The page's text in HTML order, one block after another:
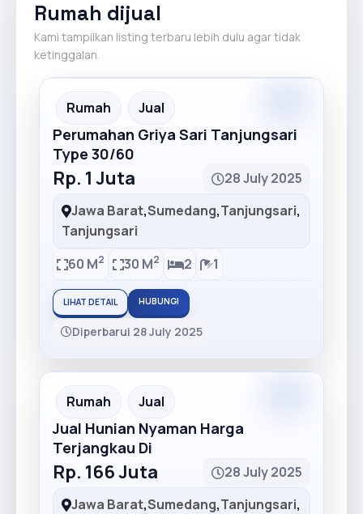
Rumah dijual
Kami tampilkan listing terbaru lebih dulu agar tidak
ketinggalan.
Recommended
Rumah Jual
Perumahan Griya Sari Tanjungsari
Type 30/60
Rp. 1 Juta
28 July 2025
Jawa Barat,Sumedang,Tanjungsari,
Tanjungsari
60 M2 30 M2 2 1
LIHAT DETAIL HUBUNGI
Diperbarui 28 July 2025
Recommended
Rumah Jual
Jual Hunian Nyaman Harga
Terjangkau Di
Rp. 166 Juta
28 July 2025
Jawa Barat,Sumedang,Tanjungsari,